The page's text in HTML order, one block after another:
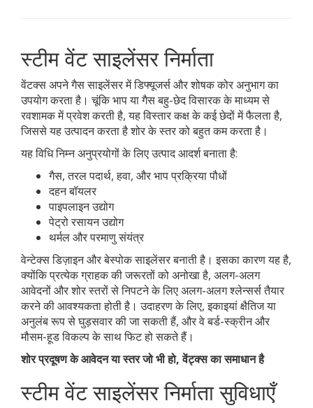
स्टीम वेंट साइलेंसर निर्माता
वेंटक्स अपने गैस साइलेंसर में डिफ्यूजर्स और शोषक कोर अनुभाग का
उपयोग करता है। चूंकि भाप या गैस बहु-छेद विसारक के माध्यम से
रवशामक में प्रवेश करती है, यह विस्तार कक्ष के कई छेदों में फैलता है,
जिससे यह उत्पादन करता है शोर के स्तर को बहुत कम करता है।
यह विधि निम्न अनुप्रयोगों के लिए उत्पाद आदर्श बनाता है:
गैस, तरल पदार्थ, हवा, और भाप प्रक्रिया पौधों
दहन बॉयलर
पाइपलाइन उद्योग
पेट्रो रसायन उद्योग
थर्मल और परमाणु संयंत्र
वेन्टेक्स डिज़ाइन और बेस्पोक साइलेंसर बनाती है। इसका कारण यह है,
क्योंकि प्रत्येक ग्राहक की जरूरतों को अनोखा है, अलग-अलग
आवेदनों और शोर स्तरों से निपटने के लिए अलग-अलग श्लेन्सर्स तैयार
करने की आवश्यकता होती है। उदाहरण के लिए, इकाइयां क्षैतिज या
अनुलंब रूप से घुड़सवार की जा सकती हैं, और वे बर्ड-स्क्रीन और
मौसम-हूड विकल्प के साथ फिट हो सकते हैं।
शोर प्रदूषण के आवेदन या स्तर जो भी हो, वेंट्क्स का समाधान है
स्टीम वेंट साइलेंसर निर्माता सुविधाएँ